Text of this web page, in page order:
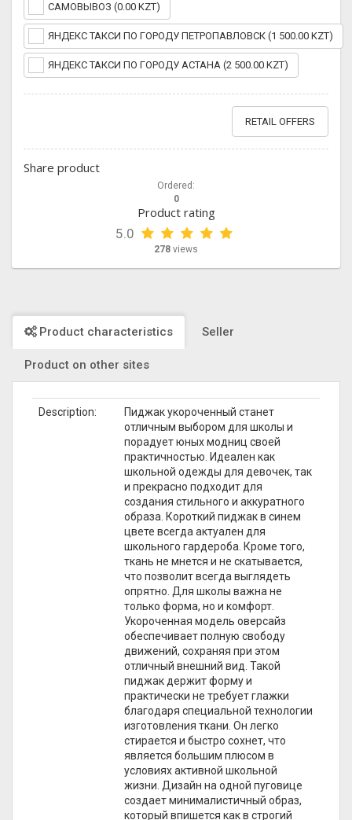
САМОВЫВОЗ (0.00 KZT)
ЯНДЕКС ТАКСИ ПО ГОРОДУ ПЕТРОПАВЛОВСК (1 500.00 KZT)
ЯНДЕКС ТАКСИ ПО ГОРОДУ АСТАНА (2 500.00 KZT)
RETAIL OFFERS
Share product
Ordered:
0
Product rating
5.0
278 views
Product characteristics Seller
Product on other sites
Description:
Пиджак укороченный станет
отличным выбором для школы и
порадует юных модниц своей
практичностью. Идеален как
школьной одежды для девочек, так
и прекрасно подходит для
создания стильного и аккуратного
образа. Короткий пиджак в синем
цвете всегда актуален для
школьного гардероба. Кроме того,
ткань не мнется и не скатывается,
что позволит всегда выглядеть
опрятно. Для школы важна не
только форма, но и комфорт.
Укороченная модель оверсайз
обеспечивает полную свободу
движений, сохраняя при этом
отличный внешний вид. Такой
пиджак держит форму и
практически не требует глажки
благодаря специальной технологии
изготовления ткани. Он легко
стирается и быстро сохнет, что
является большим плюсом в
условиях активной школьной
жизни. Дизайн на одной пуговице
создает минималистичный образ,
который впишется как в строгий